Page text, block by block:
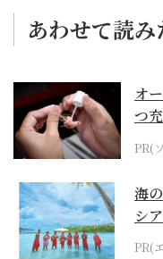
あわせて読み
オ
つ
PR(
海
シ
ら
PR(